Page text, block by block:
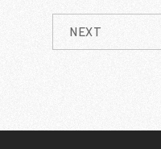
NEXT